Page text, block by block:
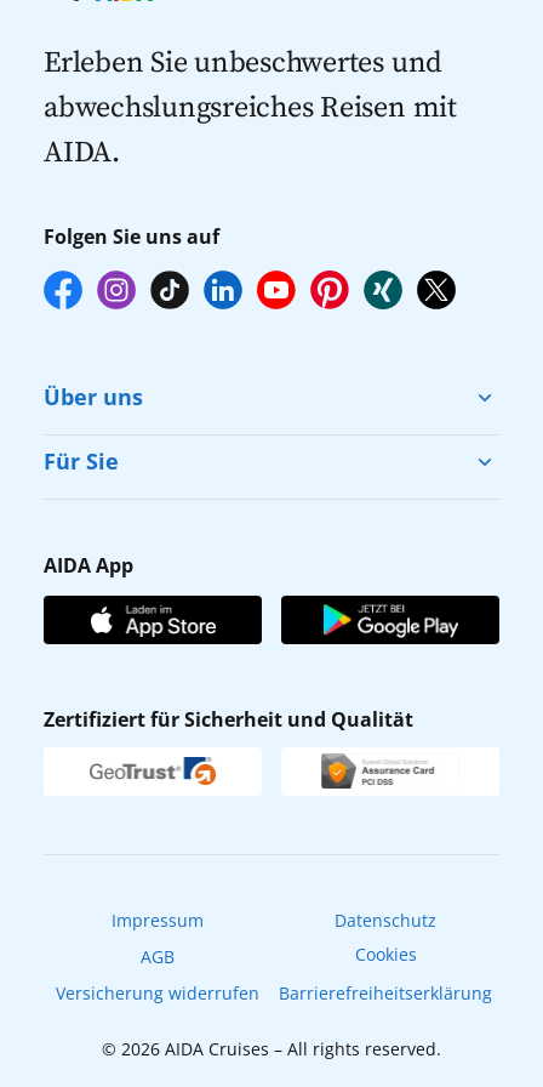
Kreuzfahrten mit Flug
Kreuzfahrten 2027
Erleben Sie unbeschwertes und
abwechslungsreiches Reisen mit
AIDA.
Folgen Sie uns auf
Über uns
Cruise & Help
Karriere
Affiliateprogramm
Verhaltens- & Ethikkodex
Newsletter
Für Sie
Gästefragebogen
AIDA Club
AIDA App
AIDA App
Zertifiziert für Sicherheit und Qualität
Impressum
Datenschutz
AGB
Cookies
Versicherung widerrufen
Barrierefreiheitserklärung
© 2026 AIDA Cruises – All rights reserved.